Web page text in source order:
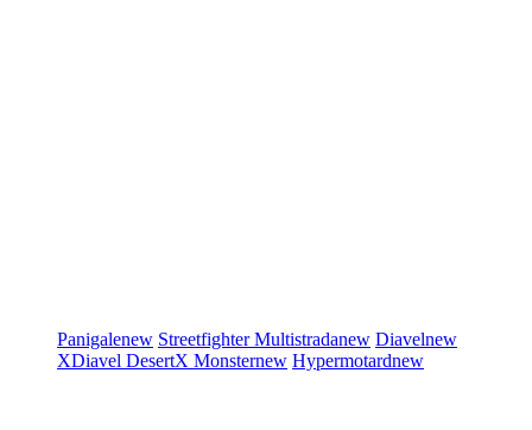
Panigalenew StreetfighterMultistradanew Diavelnew
XDiavel DesertX Monsternew Hypermotardnew